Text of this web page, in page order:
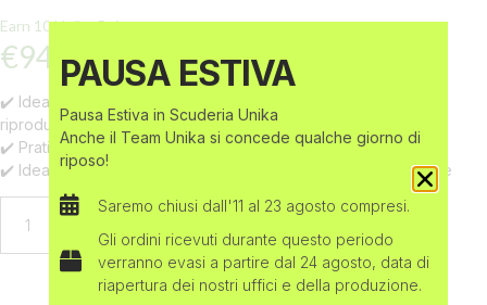
Earn 10 Uniko Points
€94,00 Iva INCLUSA
✔️ Ideale per per supportare la preparazione dell’estro e la
riproduzione
✔️ Pratico misurino dosatore all’interno della confezione
✔️ Ideale per mantenere una buona qualità del liquido seminale
PAUSA ESTIVA
Pausa Estiva in Scuderia Unika
Anche il Team Unika si concede qualche giorno di
riposo!
Saremo chiusi dall'11 al 23 agosto compresi.
Gli ordini ricevuti durante questo periodo
verranno evasi a partire dal 24 agosto, data di
riapertura dei nostri uffici e della produzione.